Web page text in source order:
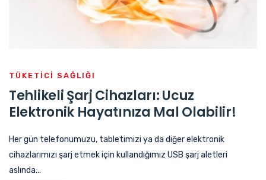
TÜKETICI SAĞLIĞI
Tehlikeli Şarj Cihazları: Ucuz
Elektronik Hayatınıza Mal Olabilir!
Her gün telefonumuzu, tabletimizi ya da diğer elektronik
cihazlarımızı şarj etmek için kullandığımız USB şarj aletleri
aslında...